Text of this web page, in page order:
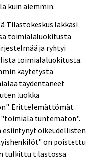
kuin aiemmin.
Tilastokeskus lakkasi
toimialaluokitusta
ja ryhtyi
toimialaluokitusta.
käytetystä
täydentäneet
luokka
Erittelemättömät
tuntematon".
esiintynyt oikeudellisten
on poistettu
tulkittu tilastossa